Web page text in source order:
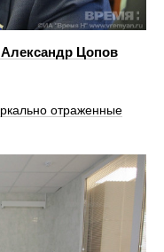
Цопов
отраженные